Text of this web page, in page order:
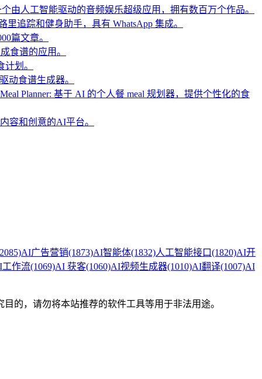
个由人工智能驱动的音频娱乐超级应用，拥有数百万个作品。
里追踪和健身助手，具有 WhatsApp 集成。
篇文章。
食谱的应用。
划。
动食谱生成器。
Meal Planner: 基于 AI 的个人餐 meal 规划器，提供个性化的食
容和创意的AI平台。
AI广告营销(1873)AI智能体(1832)人工智能接口(1820)AI开
工作流(1069)AI 获客(1060)AI视频生成器(1010)AI翻译(1007)AI
的，请勿将本站推荐的软件工具等用于非法用途。